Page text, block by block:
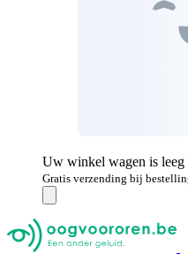
Uw winkel wagen is leeg
Gratis verzending bij